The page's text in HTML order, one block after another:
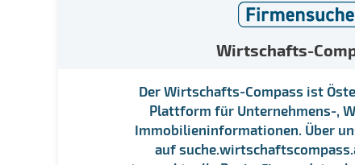
Wirtschafts-
Der Wirtschafts-Compass ist
Plattform für Unternehmens-,
Immobilieninformationen. Über
auf